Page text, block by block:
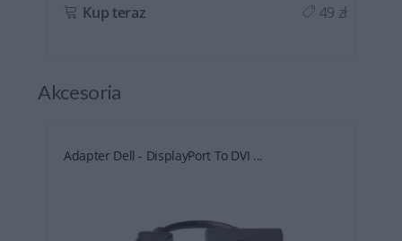
Kup teraz 49 zł
Akcesoria
Adapter Dell - DisplayPort To DVI ...